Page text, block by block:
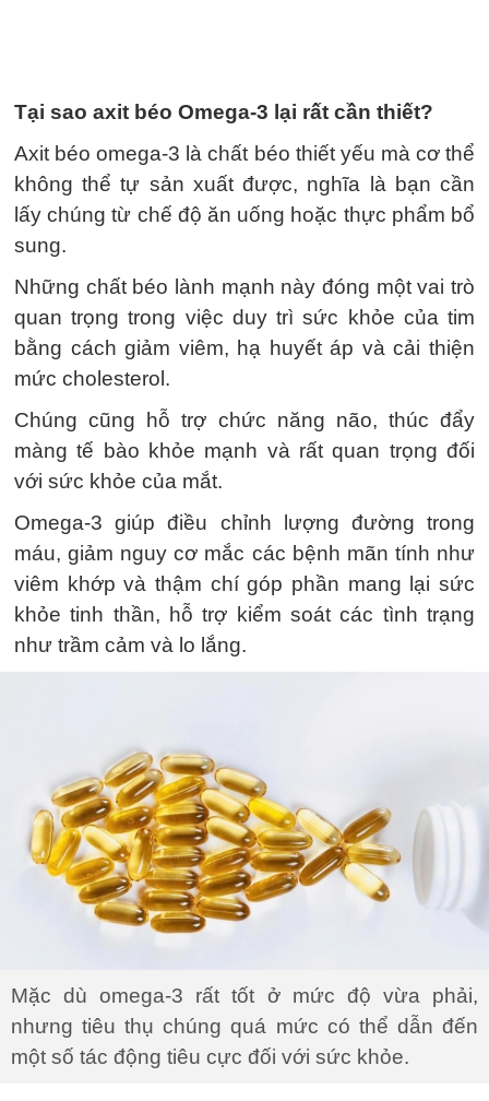
Tại sao axit béo Omega-3 lại rất cần thiết?
Axit béo omega-3 là chất béo thiết yếu mà cơ thể
không thể tự sản xuất được, nghĩa là bạn cần
lấy chúng từ chế độ ăn uống hoặc thực phẩm bổ
sung.
Những chất béo lành mạnh này đóng một vai trò
quan trọng trong việc duy trì sức khỏe của tim
bằng cách giảm viêm, hạ huyết áp và cải thiện
mức cholesterol.
Chúng cũng hỗ trợ chức năng não, thúc đẩy
màng tế bào khỏe mạnh và rất quan trọng đối
với sức khỏe của mắt.
Omega-3 giúp điều chỉnh lượng đường trong
máu, giảm nguy cơ mắc các bệnh mãn tính như
viêm khớp và thậm chí góp phần mang lại sức
khỏe tinh thần, hỗ trợ kiểm soát các tình trạng
như trầm cảm và lo lắng.
Mặc dù omega-3 rất tốt ở mức độ vừa phải,
nhưng tiêu thụ chúng quá mức có thể dẫn đến
một số tác động tiêu cực đối với sức khỏe.